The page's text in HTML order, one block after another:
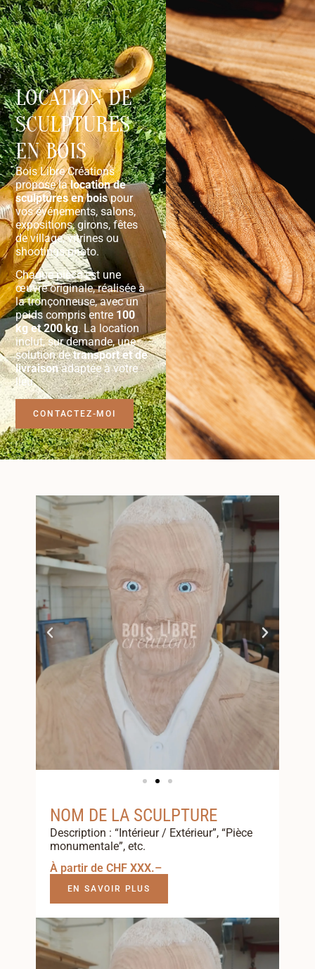
0
LOCATION DE
SCULPTURES
EN BOIS
Bois Libre Créations
propose lalocation de
sculptures en boispour
vos événements, salons,
expositions, girons, fêtes
de village, vitrines ou
shootings photo.
Chaque pièce est une
œuvre originale, réalisée à
la tronçonneuse, avec un
poids compris entre 100
kg et 200 kg. La location
inclut, sur demande, une
solution detransport et de
livraisonadaptée à votre
lieu.
CONTACTEZ-MOI
NOM DE LA SCULPTURE
Description : “Intérieur / Extérieur”, “Pièce
monumentale”, etc.
À partir de CHF XXX.–
EN SAVOIR PLUS